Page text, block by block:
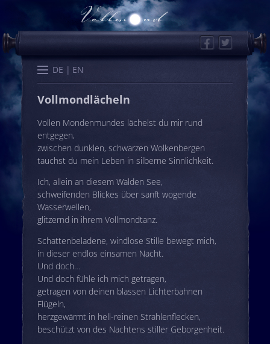
FacebookTwitter
DE EN
Start Kalender Karten
Vollmondlächeln
Vollen Mondenmundes lächelst du mir rund
entgegen,
zwischen dunklen, schwarzen Wolkenbergen
tauchst du mein Leben in silberne Sinnlichkeit.
Ich, allein an diesem Walden See,
schweifenden Blickes über sanft wogende
Wasserwellen,
glitzernd in ihrem Vollmondtanz.
Schattenbeladene, windlose Stille bewegt mich,
in dieser endlos einsamen Nacht.
Und doch…
Und doch fühle ich mich getragen,
getragen von deinen blassen Lichterbahnen
Flügeln,
herzgewärmt in hell-reinen Strahlenflecken,
beschützt von des Nachtens stiller Geborgenheit.